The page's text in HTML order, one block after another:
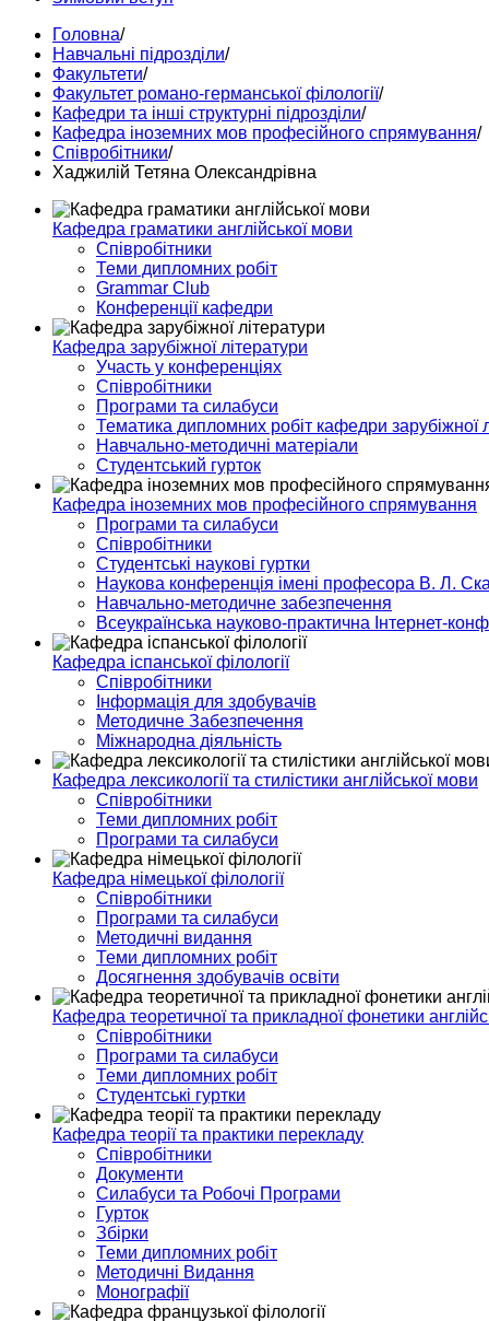
Головна/
Навчальні підрозділи/
Факультети/
Факультет романо-германської філології/
Кафедри та інші структурні підрозділи/
Кафедра іноземних мов професійного спрямування/
Співробітники/
Хаджилій Тетяна Олександрівна
Кафедра граматики англійської мови
Співробітники
Теми дипломних робіт
Grammar Club
Конференції кафедри
Кафедра зарубіжної літератури
Участь у конференціях
Співробітники
Програми та силабуси
Тематика дипломних робіт кафедри зарубіжної
Навчально-методичні матеріали
Студентський гурток
Кафедра іноземних мов професійного спрямування
Програми та силабуси
Співробітники
Студентські наукові гуртки
Наукова конференція імені професора В. Л.
Навчально-методичне забезпечення
Всеукраїнська науково-практична Інтернет-
Кафедра іспанської філології
Співробітники
Інформація для здобувачів
Методичне Забезпечення
Міжнародна діяльність
Кафедра лексикології та стилістики англійської мови
Співробітники
Теми дипломних робіт
Програми та силабуси
Кафедра німецької філології
Співробітники
Програми та силабуси
Методичні видання
Теми дипломних робіт
Досягнення здобувачів освіти
Кафедра теоретичної та прикладної фонетики
Співробітники
Програми та силабуси
Теми дипломних робіт
Студентські гуртки
Кафедра теорії та практики перекладу
Співробітники
Документи
Силабуси та Робочі Програми
Гурток
Збірки
Теми дипломних робіт
Методичні Видання
Монографії